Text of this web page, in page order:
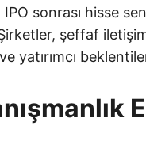
IPO sonrası hisse
şeffaf
yatırımcı